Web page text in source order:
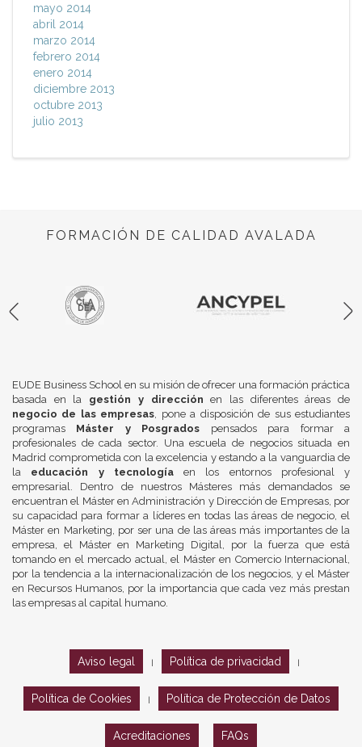
mayo 2014
abril 2014
marzo 2014
febrero 2014
enero 2014
diciembre 2013
octubre 2013
julio 2013
FORMACIÓN DE CALIDAD AVALADA
EUDE Business School en su misión de ofrecer una formación práctica
basada en la gestión y dirección en las diferentes áreas de
negocio de las empresas, pone a disposición de sus estudiantes
programas Máster y Posgrados pensados para formar a
profesionales de cada sector. Una escuela de negocios situada en
Madrid comprometida con la excelencia y estando a la vanguardia de
la educación y tecnologíaen los entornos profesional y
empresarial. Dentro de nuestros Másteres más demandados se
encuentran el Máster en Administración y Dirección de Empresas, por
su capacidad para formar a líderes en todas las áreas de negocio, el
Máster en Marketing, por ser una de las áreas más importantes de la
empresa, el Máster en Marketing Digital, por la fuerza que está
tomando en el mercado actual, el Máster en Comercio Internacional,
por la tendencia a la internacionalización de los negocios, y el Máster
en Recursos Humanos, por la importancia que cada vez más prestan
las empresas al capital humano.
Aviso legal Política de privacidad
Política de Cookies Política de Protección de Datos
Acreditaciones FAQs